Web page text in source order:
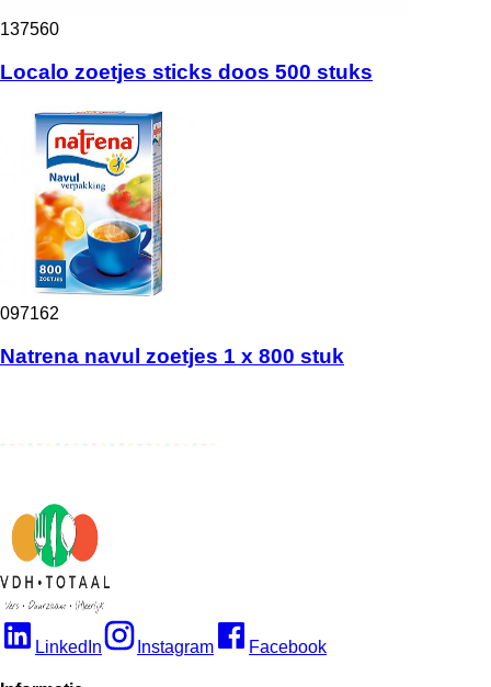
137560
Localo zoetjes sticks doos 500 stuks
097162
Natrena navul zoetjes 1 x 800 stuk
LinkedIn Instagram Facebook